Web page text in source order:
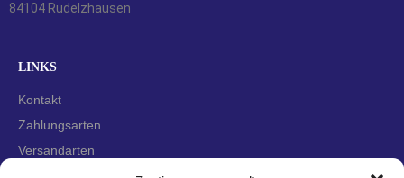
84104 Rudelzhausen
LINKS
Kontakt
Zahlungsarten
Versandarten